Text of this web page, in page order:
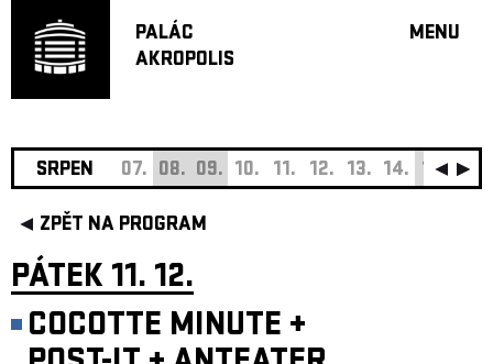
PALÁC
AKROPOLIS
MENU
JAZZ
SRPEN 07. 08. 09. 10. 11. 12. 13. 14. 15. 16.
ZPĚT NA PROGRAM
PÁTEK 11. 12.
COCOTTE MINUTE +